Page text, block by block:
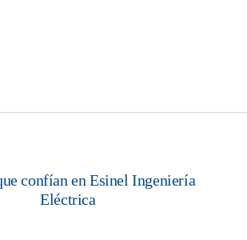
Vientos – Nave 5 Escobar
confían en Esinel Ingeniería
Eléctrica